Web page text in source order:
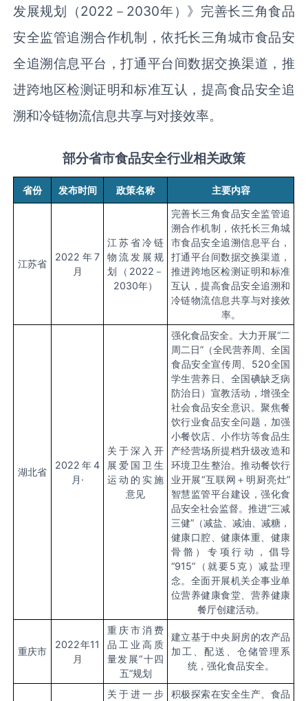
发展规划（2022 － 2030年）》完善长三角食品
安全监管追溯合作机制，依托长三角城市食品安
全追溯信息平台，打通平台间数据交换渠道，推
进跨地区检测证明和标准互认，提高食品安全追
溯和冷链物流信息共享与对接效率。
部分省市食品安全行业相关政策
省份 发布时间 政策名称 主要内容
江苏省
2022 年7
月
江苏省冷链
物流发展规
划（ 2022 －
2030年）
完善长三角食品安全监管追
溯合作机制，依托长三角城
市食品安全追溯信息平台，
打通平台间数据交换渠道，
推进跨地区检测证明和标准
互认，提高食品安全追溯和
冷链物流信息共享与对接效
率。
湖北省
2022 年4
月·
关于深入开
展爱国卫生
运动的实施
意见
强化食品安全。大力开展“二
周二日” （全民营养周、全国
食品安全宣传周、 520全国
学生营养日、全国碘缺乏病
防治日）宣教活动，增强全
社会食品安全意识。聚焦餐
饮行业食品安全问题，加强
小餐饮店、小作坊等食品生
产经营场所提档升级改造和
环境卫生整治。推动餐饮行
业开展“互联网＋明厨亮灶”
智慧监管平台建设，强化食
品安全社会监督。推进“三减
三健”（减盐、减油、减糖，
健康口腔、健康体重、健康
骨骼）专项行动，倡导
“915”（就要5 克）减盐理
念。全面开展机关企事业单
位营养健康食堂、营养健康
餐厅创建活动。
重庆市
2022年11
月
重庆市消费
品工业高质
量发展“十四
五”规划
建立基于中央厨房的农产品
加工、配送、仓储管理系
统，强化食品安全。
关于进一步
积极探索在安全生产、食品